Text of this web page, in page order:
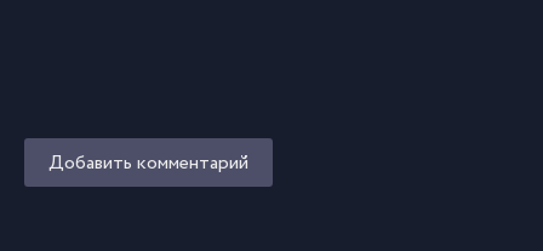
Добавить комментарий